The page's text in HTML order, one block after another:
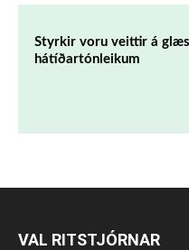
Styrkir voru veittir á
hátíðartónleikum
VAL RITSTJÓRNAR